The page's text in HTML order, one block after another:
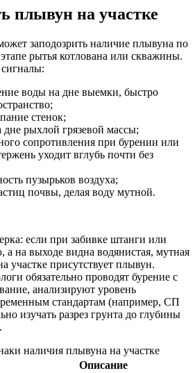
плывун на участке
заподозрить наличие плывуна по
рытья котлована или скважины.
воды на дне выемки, быстро
стенок;
рыхлой грязевой массы;
сопротивления при бурении или
уходит вглубь почти без
пузырьков воздуха;
почвы, делая воду мутной.
если при забивке штанги или
а на выходе видна водянистая, мутная
участке присутствует плывун.
обязательно проводят бурение с
анализируют уровень
стандартам (например, СП
изучать разрез грунта до глубины
наличия плывуна на участке
Описание